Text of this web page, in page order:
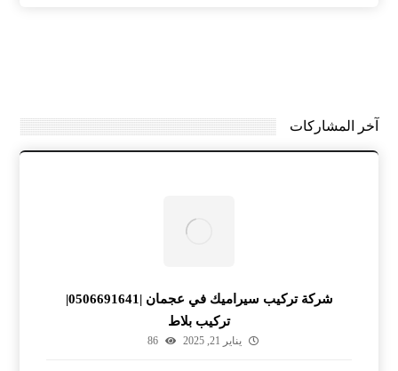
آخر المشاركات
شركة تركيب سيراميك في عجمان |0506691641|
تركيب بلاط
يناير 21, 2025 86